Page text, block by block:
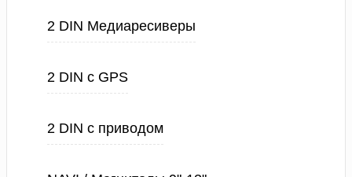
2 DIN Медиаресиверы
2 DIN с GPS
2 DIN с приводом